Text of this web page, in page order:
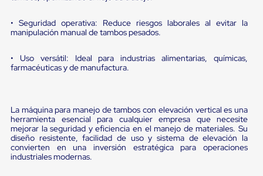
Multi
Transportes
Controles
Muelle/Andén
Controles
Controles
de
Muelle/Andén
Integral
Diablito
• Seguridad operativa: Reduce riesgos laborales al evitar la
manipulación manual de tambos pesados.
• Uso versátil: Ideal para industrias alimentarias, químicas,
farmacéuticas y de manufactura.
La máquina para manejo de tambos con elevación vertical es una
herramienta esencial para cualquier empresa que necesite
mejorar la seguridad y eficiencia en el manejo de materiales. Su
diseño resistente, facilidad de uso y sistema de elevación la
convierten en una inversión estratégica para operaciones
industriales modernas.